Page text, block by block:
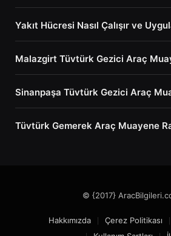
Yakıt Hücresi Nasıl Çalışır ve
Malazgirt Tüvtürk Gezici Araç
Sinanpaşa Tüvtürk Gezici Araç
Tüvtürk Gemerek Araç Muayene
© {2017}
Hakkımızda Çerez Politikası